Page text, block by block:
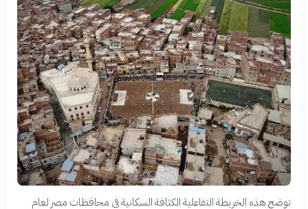
توضح هذه الخريطة التفاعلية الكثافة السكانية في محافظات مصر لعام